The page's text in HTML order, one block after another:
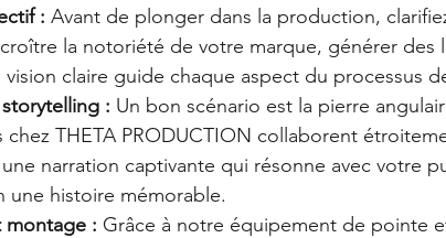
: Avant de plonger dans la production,
la notoriété de votre marque, générer des
claire guide chaque aspect du processus
: Un bon scénario est la pierre
chez THETA PRODUCTION collaborent
narration captivante qui résonne avec votre
une histoire mémorable.
montage : Grâce à notre équipement de pointe